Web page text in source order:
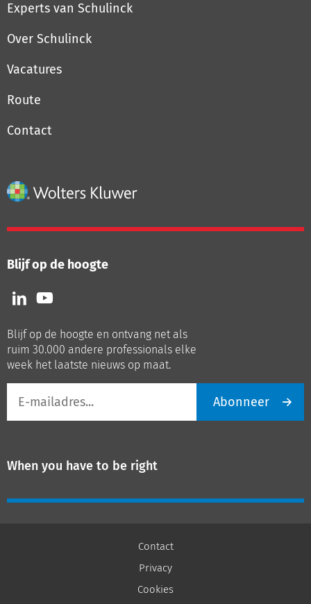
Experts van Schulinck
Over Schulinck
Vacatures
Route
Contact
Blijf op de hoogte
Volg
ons
LinkedIn
Volg
ons
Youtube
Blijf op de hoogte en ontvang net als
ruim 30.000 andere professionals elke
week het laatste nieuws op maat.
mailadres
Abonneer
When you have to be right
Contact
Privacy
Cookies